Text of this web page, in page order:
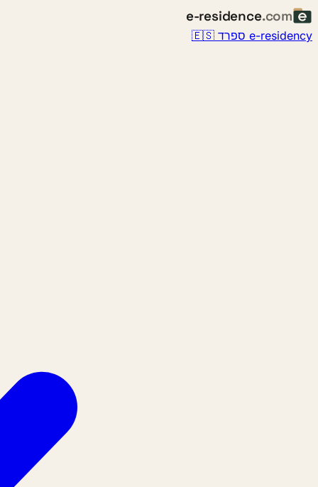
e-residence.com
e-residency ספרד 🇪🇸